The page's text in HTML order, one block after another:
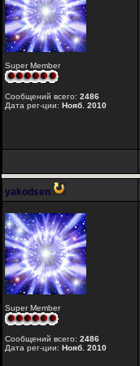
Super Member
Сообщений всего: 2486
Дата рег-ции: Нояб. 2010
yakodsen
Super Member
Сообщений всего: 2486
Дата рег-ции: Нояб. 2010